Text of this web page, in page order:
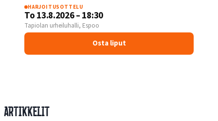
HARJOITUSOTTELU
To 13.8.2026 – 18:30
Tapiolan urheiluhalli, Espoo
Osta liput
Artikkelit